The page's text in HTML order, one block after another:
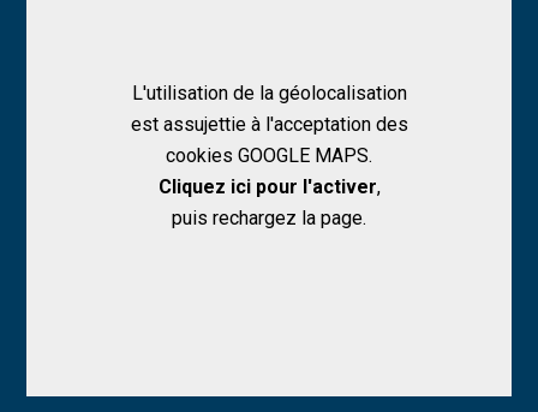
Google Maps is disabled. Allow
L'utilisation de la géolocalisation
est assujettie à l'acceptation des
cookies GOOGLE MAPS.
Cliquez ici pour l'activer,
puis rechargez la page.